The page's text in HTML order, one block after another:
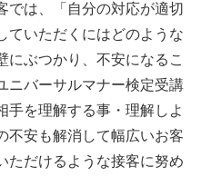
では、「自分の対応が適切
ていただくにはどのような
にぶつかり、不安になるこ
ニバーサルマナー検定受講
手を理解する事・理解しよ
不安も解消して幅広いお客
ただけるような接客に努め